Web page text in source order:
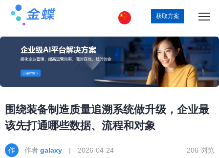
获取方案
围绕装备制造质量追溯系统做升级，企业最
该先打通哪些数据、流程和对象
作者 galaxy | 2026-04-24 206 浏览